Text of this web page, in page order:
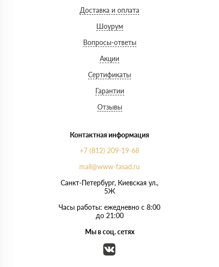
Доставка и оплата
Шоурум
Вопросы-ответы
Акции
Сертификаты
Гарантии
Отзывы
Контактная информация
+7 (812) 209-19-68
mail@www-fasad.ru
Санкт-Петербург, ​Киевская ул.,
5Ж
Часы работы: ежедневно с 8:00
до 21:00
Мы в соц. сетях